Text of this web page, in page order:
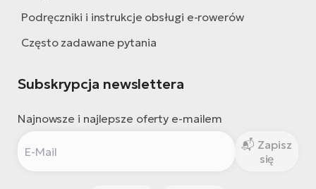
Podręczniki i instrukcje obsługi e-rowerów
Często zadawane pytania
Subskrypcja newslettera
Najnowsze i najlepsze oferty e-mailem
się